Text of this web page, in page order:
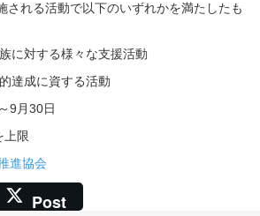
される活動で以下のいずれかを満たしたも
に対する様々な支援活動
達成に資する活動
月30日
上限
進協会
Post